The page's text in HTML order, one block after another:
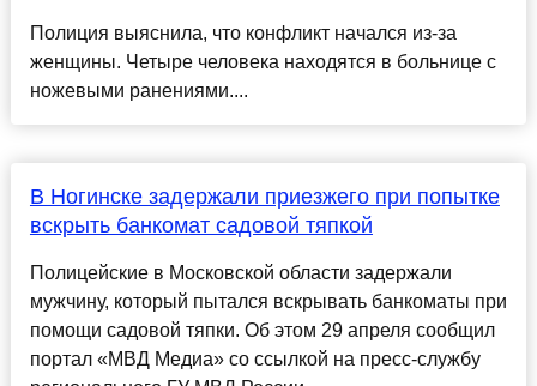
Полиция выяснила, что конфликт начался из-за
женщины. Четыре человека находятся в больнице с
ножевыми ранениями....
В Ногинске задержали приезжего при попытке
вскрыть банкомат садовой тяпкой
Полицейские в Московской области задержали
мужчину, который пытался вскрывать банкоматы при
помощи садовой тяпки. Об этом 29 апреля сообщил
портал «МВД Медиа» со ссылкой на пресс-службу